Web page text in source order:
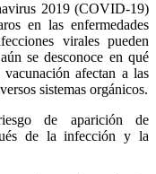
2019 (COVID-19)
en las enfermedades
virales pueden
se desconoce en qué
afectan a las
sistemas orgánicos.
de aparición de
de la infección y la